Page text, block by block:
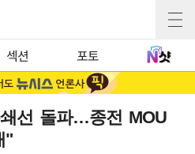
섹션 포토
선 돌파…종전 MOU
"